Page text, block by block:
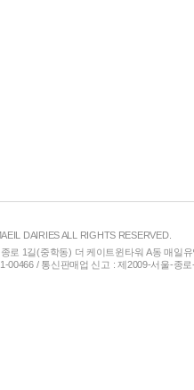
DAIRIES ALL RIGHTS RESERVED.
로 1길(중학동) 더 케이트윈타워 A동 매일
00466 / 통신판매업 신고 : 제2009-서울-종